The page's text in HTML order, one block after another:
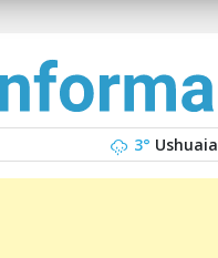
3° Ushuaia